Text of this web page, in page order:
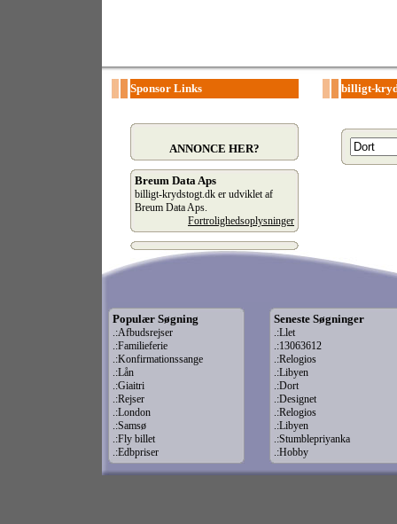
Sponsor Links billigt-
ANNONCE HER?
Breum Data Aps
billigt-krydstogt.dk er udviklet af
Breum Data Aps.
Fortrolighedsoplysninger
Populær Søgning Seneste Søgninger
.:Afbudsrejser
.:Familieferie
.:Konfirmationssange
.:Lån
.:Giaitri
.:Rejser
.:London
.:Samsø
.:Fly billet
.:Edbpriser
.:Llet
.:13063612
.:Relogios
.:Libyen
.:Dort
.:Designet
.:Relogios
.:Libyen
.:Stumblepriyanka
.:Hobby